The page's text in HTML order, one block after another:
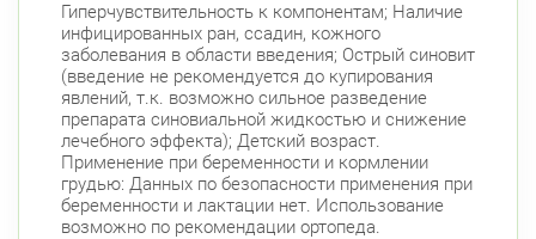
Гиперчувствительность к компонентам; Наличие
инфицированных ран, ссадин, кожного
заболевания в области введения; Острый синовит
(введение не рекомендуется до купирования
явлений, т.к. возможно сильное разведение
препарата синовиальной жидкостью и снижение
лечебного эффекта); Детский возраст.
Применение при беременности и кормлении
грудью: Данных по безопасности применения при
беременности и лактации нет. Использование
возможно по рекомендации ортопеда.